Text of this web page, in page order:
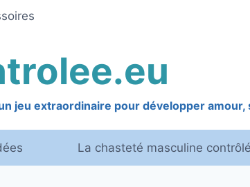
jeu extraordinaire pour développer
La chasteté masculine